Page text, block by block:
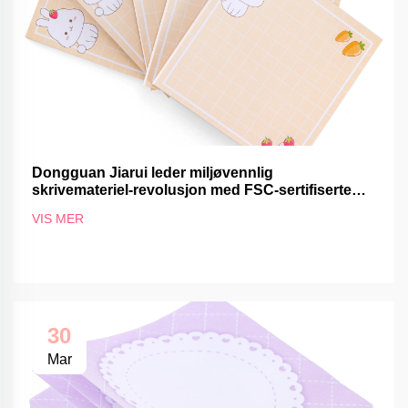
Dongguan Jiarui leder miljøvennlig
skrivemateriel-revolusjon med FSC-sertifiserte
VIS MER
30
Mar